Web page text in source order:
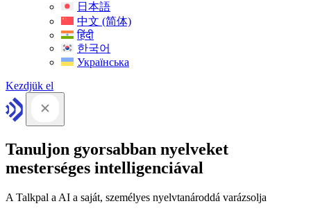
日本語
中文 (简体)
हिंदी
한국어
Українська
Kezdjük el
Tanuljon gyorsabban nyelveket
mesterséges intelligenciával
A Talkpal a AI a saját, személyes nyelvtanároddá varázsolja